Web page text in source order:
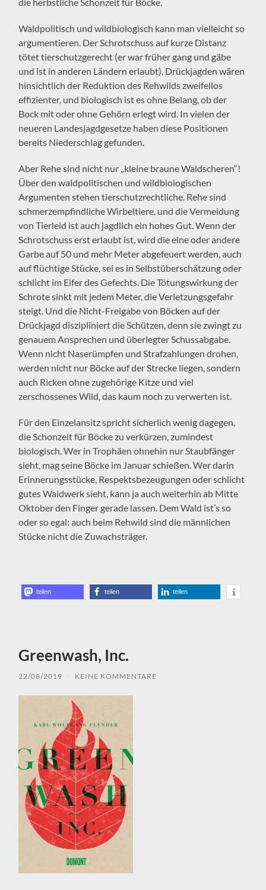
die herbstliche Schonzeit für Böcke.
Waldpolitisch und wildbiologisch kann man vielleicht so
argumentieren. Der Schrotschuss auf kurze Distanz
tötet tierschutzgerecht (er war früher gang und gäbe
und ist in anderen Ländern erlaubt), Drückjagden wären
hinsichtlich der Reduktion des Rehwilds zweifellos
effizienter, und biologisch ist es ohne Belang, ob der
Bock mit oder ohne Gehörn erlegt wird. In vielen der
neueren Landesjagdgesetze haben diese Positionen
bereits Niederschlag gefunden.
Aber Rehe sind nicht nur „kleine braune Waldscheren“!
Über den waldpolitischen und wildbiologischen
Argumenten stehen tierschutzrechtliche. Rehe sind
schmerzempfindliche Wirbeltiere, und die Vermeidung
von Tierleid ist auch jagdlich ein hohes Gut. Wenn der
Schrotschuss erst erlaubt ist, wird die eine oder andere
Garbe auf 50 und mehr Meter abgefeuert werden, auch
auf flüchtige Stücke, sei es in Selbstüberschätzung oder
schlicht im Eifer des Gefechts. Die Tötungswirkung der
Schrote sinkt mit jedem Meter, die Verletzungsgefahr
steigt. Und die Nicht-Freigabe von Böcken auf der
Drückjagd diszipliniert die Schützen, denn sie zwingt zu
genauem Ansprechen und überlegter Schussabgabe.
Wenn nicht Naserümpfen und Strafzahlungen drohen,
werden nicht nur Böcke auf der Strecke liegen, sondern
auch Ricken ohne zugehörige Kitze und viel
zerschossenes Wild, das kaum noch zu verwerten ist.
Für den Einzelansitz spricht sicherlich wenig dagegen,
die Schonzeit für Böcke zu verkürzen, zumindest
biologisch. Wer in Trophäen ohnehin nur Staubfänger
sieht, mag seine Böcke im Januar schießen. Wer darin
Erinnerungsstücke, Respektsbezeugungen oder schlicht
gutes Waidwerk sieht, kann ja auch weiterhin ab Mitte
Oktober den Finger gerade lassen. Dem Wald ist’s so
oder so egal: auch beim Rehwild sind die männlichen
Stücke nicht die Zuwachsträger.
teilen teilen teilen
Greenwash, Inc.
22/08/2019 KEINE KOMMENTARE